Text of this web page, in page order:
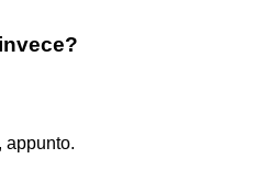
appunto.